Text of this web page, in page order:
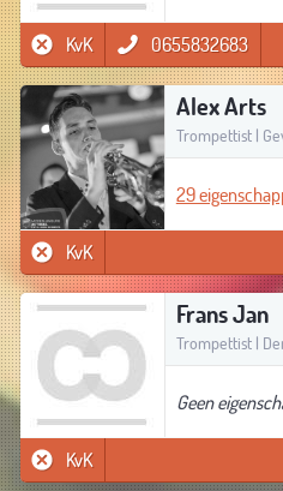
KvK 0655832683
Alex Arts
Trompettist |
29
KvK
Frans Jan
Trompettist |
Geen
KvK